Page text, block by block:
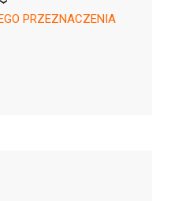
PRZEZNACZENIA